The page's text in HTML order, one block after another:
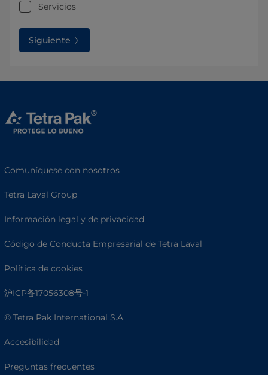
Servicios
Siguiente
Comuníquese con nosotros
Tetra Laval Group
Información legal y de privacidad
Código de Conducta Empresarial de Tetra Laval
Política de cookies
沪ICP备17056308号-1
© Tetra Pak International S.A.
Accesibilidad
Preguntas frecuentes